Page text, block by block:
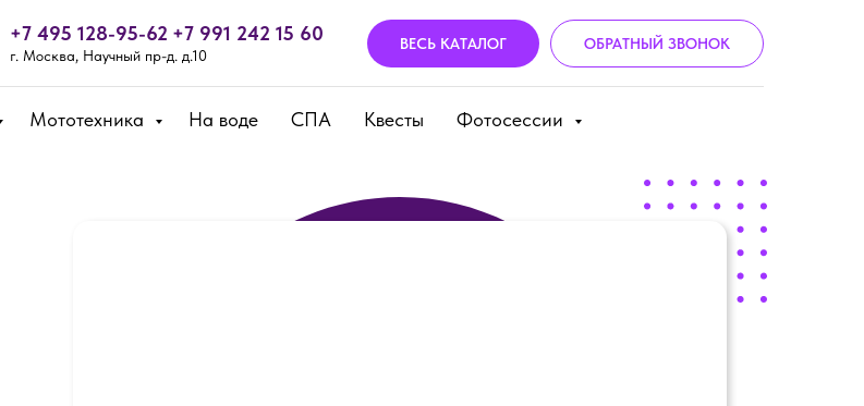
+7 495 128-95-62 +7 991 242 15 60
г. Москва, Научный пр-д. д.10
ВЕСЬ КАТАЛОГ ОБРАТНЫЙ ЗВОНОК
Мототехника На воде СПА Квесты Фотосессии